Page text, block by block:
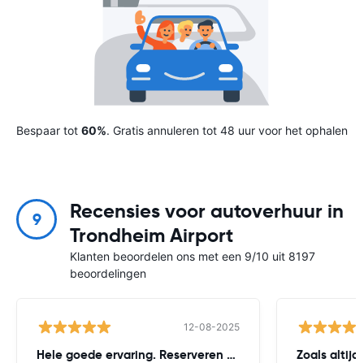
Bespaar tot 60%. Gratis annuleren tot 48 uur voor het ophalen
9
Recensies voor autoverhuur in
Trondheim Airport
Klanten beoordelen ons met een 9/10 uit 8197
beoordelingen
12-08-2025
Hele goede ervaring. Reserveren via Zoals